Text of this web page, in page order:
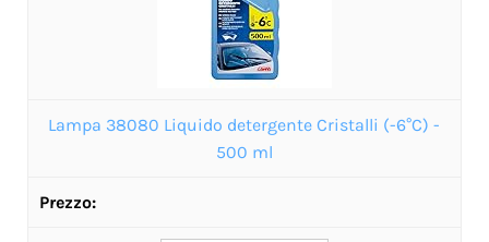
Lampa 38080 Liquido detergente Cristalli (-6°C) -
500 ml